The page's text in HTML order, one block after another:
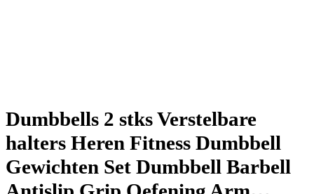
Dumbbells 2 stks Verstelbare
halters Heren Fitness Dumbbell
Gewichten Set Dumbbell Barbell